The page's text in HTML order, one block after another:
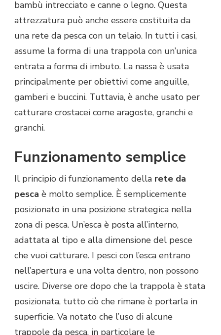
bambù intrecciato e canne o legno. Questa
attrezzatura può anche essere costituita da
una rete da pesca con un telaio. In tutti i casi,
assume la forma di una trappola con un’unica
entrata a forma di imbuto. La nassa è usata
principalmente per obiettivi come anguille,
gamberi e buccini. Tuttavia, è anche usato per
catturare crostacei come aragoste, granchi e
granchi.
Funzionamento semplice
Il principio di funzionamento della rete da
pesca è molto semplice. È semplicemente
posizionato in una posizione strategica nella
zona di pesca. Un’esca è posta all’interno,
adattata al tipo e alla dimensione del pesce
che vuoi catturare. I pesci con l’esca entrano
nell’apertura e una volta dentro, non possono
uscire. Diverse ore dopo che la trappola è stata
posizionata, tutto ciò che rimane è portarla in
superficie. Va notato che l’uso di alcune
trappole da pesca, in particolare le